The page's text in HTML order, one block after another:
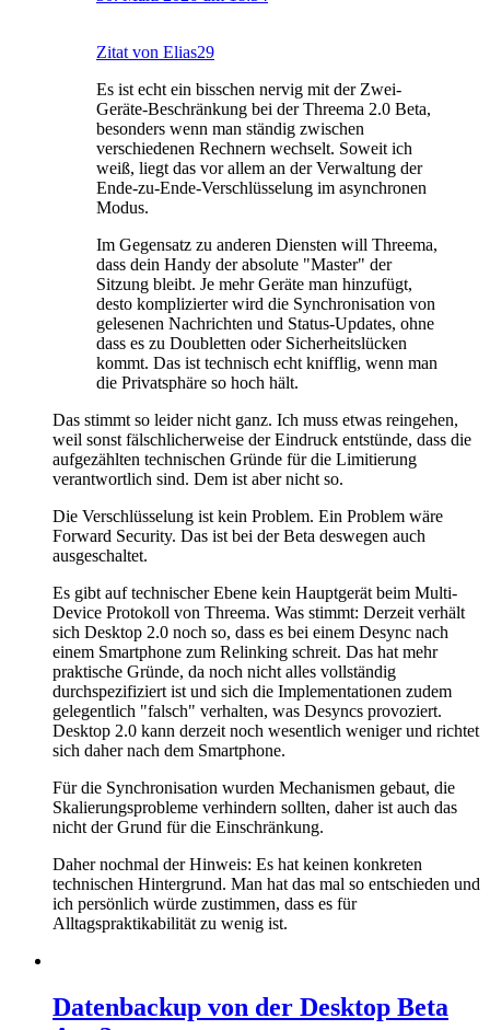
Zitat von Elias29
Es ist echt ein bisschen nervig mit der Zwei-
Geräte-Beschränkung bei der Threema 2.0 Beta,
besonders wenn man ständig zwischen
verschiedenen Rechnern wechselt. Soweit ich
weiß, liegt das vor allem an der Verwaltung der
Ende-zu-Ende-Verschlüsselung im asynchronen
Modus.
Im Gegensatz zu anderen Diensten will Threema,
dass dein Handy der absolute "Master" der
Sitzung bleibt. Je mehr Geräte man hinzufügt,
desto komplizierter wird die Synchronisation von
gelesenen Nachrichten und Status-Updates, ohne
dass es zu Doubletten oder Sicherheitslücken
kommt. Das ist technisch echt knifflig, wenn man
die Privatsphäre so hoch hält.
Das stimmt so leider nicht ganz. Ich muss etwas reingehen,
weil sonst fälschlicherweise der Eindruck entstünde, dass die
aufgezählten technischen Gründe für die Limitierung
verantwortlich sind. Dem ist aber nicht so.
Die Verschlüsselung ist kein Problem. Ein Problem wäre
Forward Security. Das ist bei der Beta deswegen auch
ausgeschaltet.
Es gibt auf technischer Ebene kein Hauptgerät beim Multi-
Device Protokoll von Threema. Was stimmt: Derzeit verhält
sich Desktop 2.0 noch so, dass es bei einem Desync nach
einem Smartphone zum Relinking schreit. Das hat mehr
praktische Gründe, da noch nicht alles vollständig
durchspezifiziert ist und sich die Implementationen zudem
gelegentlich "falsch" verhalten, was Desyncs provoziert.
Desktop 2.0 kann derzeit noch wesentlich weniger und richtet
sich daher nach dem Smartphone.
Für die Synchronisation wurden Mechanismen gebaut, die
Skalierungsprobleme verhindern sollten, daher ist auch das
nicht der Grund für die Einschränkung.
Daher nochmal der Hinweis: Es hat keinen konkreten
technischen Hintergrund. Man hat das mal so entschieden und
ich persönlich würde zustimmen, dass es für
Alltagspraktikabilität zu wenig ist.
Datenbackup von der Desktop Beta